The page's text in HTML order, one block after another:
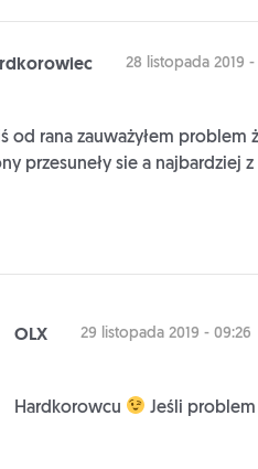
28 listopada 2019 -
od rana zauważyłem
przesuneły sie a najbardziej
OLX 29 listopada 2019 - 09:26
Hardkorowcu Jeśli